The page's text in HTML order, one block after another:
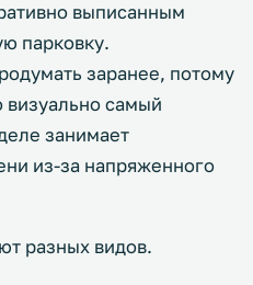
выписанным
парковку.
заранее, потому
визуально самый
занимает
из-за напряженного
разных видов.